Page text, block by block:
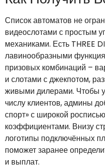
Список автоматов не
видеослотами с простым
механиками. Есть THREE
лавинообразными
призовых комбинаций –
и слотами с джекпотом,
живыми дилерами. Чтобы
числу клиентов, админы
спорт» с широкой
коэффициентами. Внизу
логотипы подключённых
поможет заранее
и выплат.